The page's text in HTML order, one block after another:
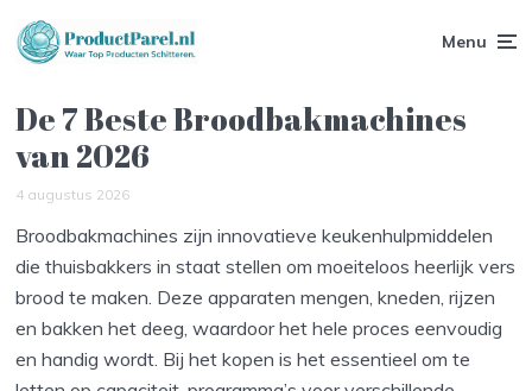
Menu
De 7 Beste Broodbakmachines
van 2026
4 augustus 2026
Broodbakmachines zijn innovatieve keukenhulpmiddelen
die thuisbakkers in staat stellen om moeiteloos heerlijk vers
brood te maken. Deze apparaten mengen, kneden, rijzen
en bakken het deeg, waardoor het hele proces eenvoudig
en handig wordt. Bij het kopen is het essentieel om te